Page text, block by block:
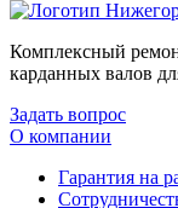
Комплексный
карданных валов
Задать вопрос
О компании
Гарантия на